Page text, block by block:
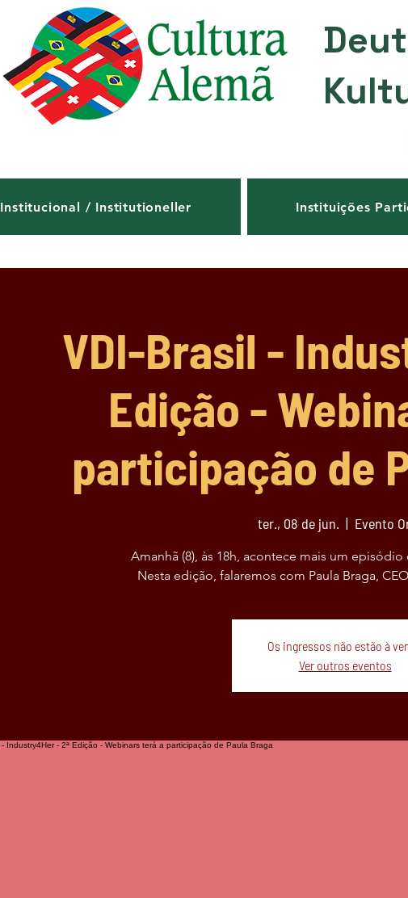
Institucional / Institutioneller Instituições
VDI-Brasil -
Edição -
participação de
ter., 08 de jun.
  |
Evento
Amanhã (8), às 18h, acontece mais um
Nesta edição, falaremos com Paula Braga,
Os ingressos não estão à
Ver outros eventos